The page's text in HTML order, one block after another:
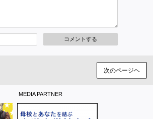
コメントする
次のページヘ
MEDIA PARTNER